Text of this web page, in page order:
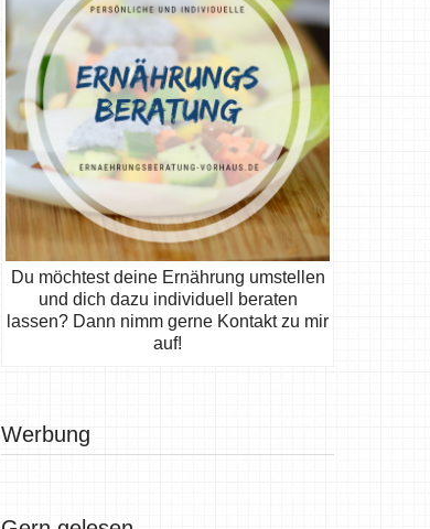
Du möchtest deine Ernährung umstellen
und dich dazu individuell beraten
lassen? Dann nimm gerne Kontakt zu mir
auf!
Werbung